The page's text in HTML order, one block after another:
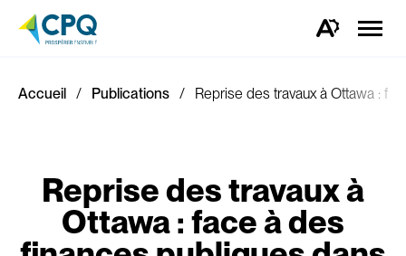
Ouvrez
d'accessibilité.
la
Accueil Publications Reprise des travaux à Ottawa :
Reprise des travaux à
Ottawa : face à des